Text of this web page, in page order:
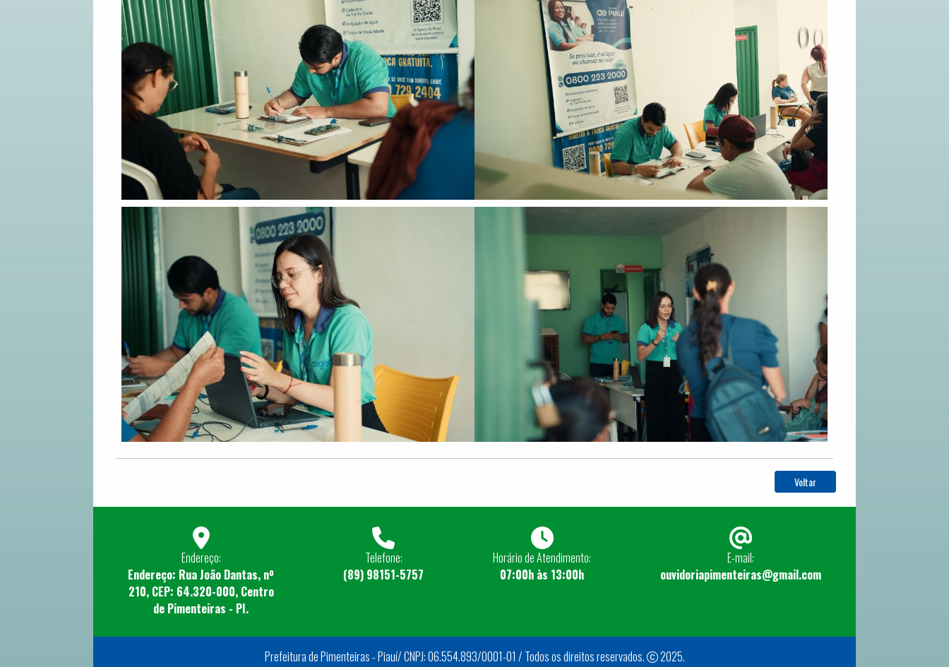
Voltar
Endereço:
Endereço: Rua João Dantas, nº
210, CEP: 64.320-000, Centro
de Pimenteiras - PI.
Telefone:
(89) 98151-5757
Horário de Atendimento:
07:00h às 13:00h
E-mail:
ouvidoriapimenteiras@gmail.com
Prefeitura de Pimenteiras - Piauí/ CNPJ: 06.554.893/0001-01 / Todos os direitos reservados. 2025.